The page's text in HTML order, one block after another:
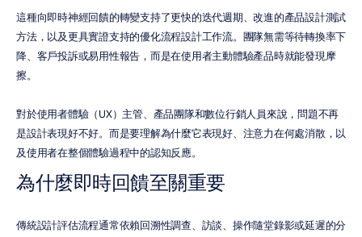
這種向即時神經回饋的轉變支持了更快的迭代週期、改進的產品設計測試
方法，以及更具實證支持的優化流程設計工作流。團隊無需等待轉換率下
降、客戶投訴或易用性報告，而是在使用者主動體驗產品時就能發現摩
擦。
對於使用者體驗（UX）主管、產品團隊和數位行銷人員來說，問題不再
是設計表現好不好。而是要理解為什麼它表現好、注意力在何處消散，以
及使用者在整個體驗過程中的認知反應。
為什麼即時回饋至關重要
傳統設計評估流程通常依賴回溯性調查、訪談、操作隨堂錄影或延遲的分